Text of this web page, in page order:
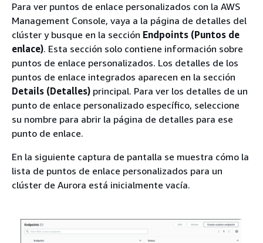
Para ver puntos de enlace personalizados con la AWS
Management Console, vaya a la página de detalles del
clúster y busque en la sección Endpoints (Puntos de
enlace). Esta sección solo contiene información sobre
puntos de enlace personalizados. Los detalles de los
puntos de enlace integrados aparecen en la sección
Details (Detalles) principal. Para ver los detalles de un
punto de enlace personalizado específico, seleccione
su nombre para abrir la página de detalles para ese
punto de enlace.
En la siguiente captura de pantalla se muestra cómo la
lista de puntos de enlace personalizados para un
clúster de Aurora está inicialmente vacía.